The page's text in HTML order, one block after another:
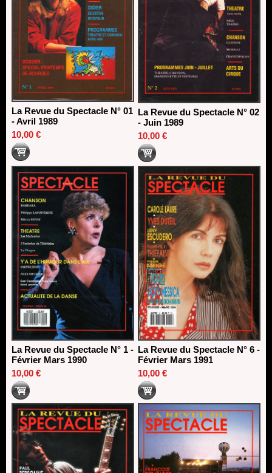
La Revue du Spectacle N° 01
- Avril 1989
10,00 €
La Revue du Spectacle N° 02
- Juin 1989
10,00 €
La Revue du Spectacle N° 1 -
Février Mars 1990
10,00 €
La Revue du Spectacle N° 6 -
Février Mars 1991
10,00 €